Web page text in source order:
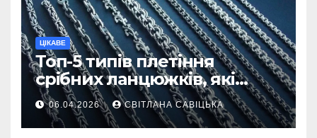
ЦІКАВЕ
Топ-5 типів плетіння
срібних ланцюжків, які
вважаються
найнадійнішими
06.04.2026 СВІТЛАНА САВІЦЬКА